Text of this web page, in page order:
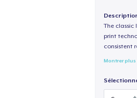
The classic
print
consistent
Montrer plus